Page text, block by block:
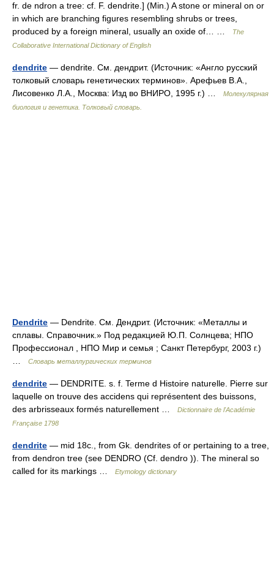
fr. de ndron a tree: cf. F. dendrite.] (Min.) A stone or mineral on or
in which are branching figures resembling shrubs or trees,
produced by a foreign mineral, usually an oxide of… …
The
Collaborative International Dictionary of English
dendrite — dendrite. См. дендрит. (Источник: «Англо русский
толковый словарь генетических терминов». Арефьев В.А.,
Лисовенко Л.А., Москва: Изд во ВНИРО, 1995 г.) …
Молекулярная
биология и генетика. Толковый словарь.
Dendrite — Dendrite. См. Дендрит. (Источник: «Металлы и
сплавы. Справочник.» Под редакцией Ю.П. Солнцева; НПО
Профессионал , НПО Мир и семья ; Санкт Петербург, 2003 г.)
Словарь металлургических терминов
dendrite — DENDRITE. s. f. Terme d Histoire naturelle. Pierre sur
laquelle on trouve des accidens qui représentent des buissons,
des arbrisseaux formés naturellement …
Dictionnaire de l'Académie
Française 1798
dendrite — mid 18c., from Gk. dendrites of or pertaining to a tree,
from dendron tree (see DENDRO (Cf. dendro )). The mineral so
called for its markings …
Etymology dictionary